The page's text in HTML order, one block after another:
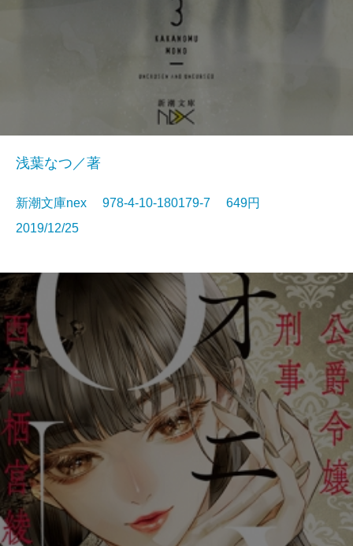
浅葉なつ／著
新潮文庫nex 978-4-10-180179-7 649円
2019/12/25